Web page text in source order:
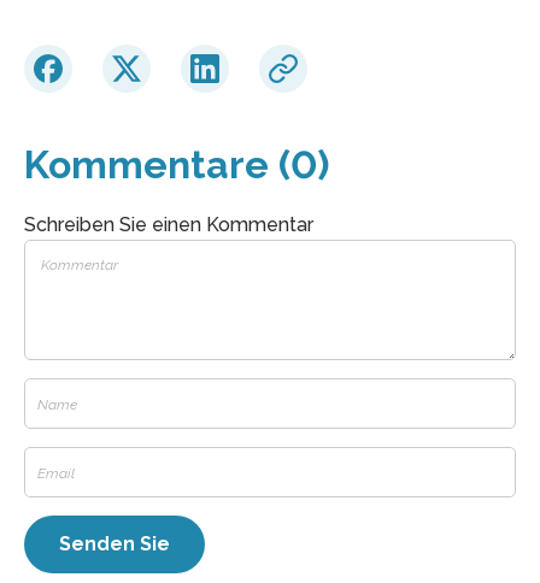
Kommentare (0)
Schreiben Sie einen Kommentar